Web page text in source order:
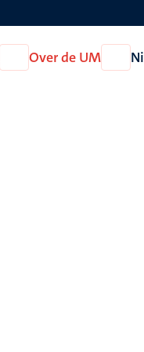
Open
Onderzoek
Over de UM
Open
Over